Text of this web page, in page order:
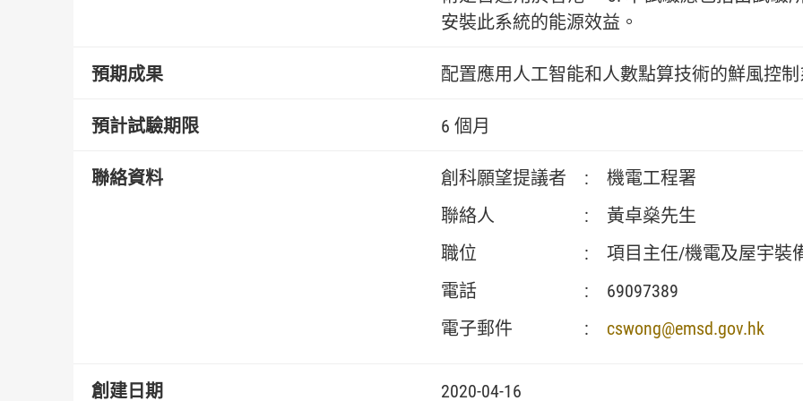
安裝此系統的能源效益。
預期成果 配置應用人工智能和人數點算技術的鮮風控
預計試驗期限 6 個月
聯絡資料 創科願望提議者 :
機電工程署
聯絡人
:
黃卓燊先生
職位
:
項目主任/機電及屋宇裝
電話
:
69097389
電子郵件
: cswong@emsd.gov.hk
創建日期 2020-04-16